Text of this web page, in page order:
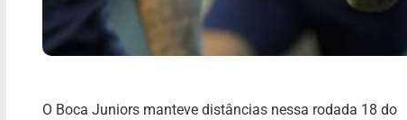
O Boca Juniors manteve distâncias nessa rodada 18 do